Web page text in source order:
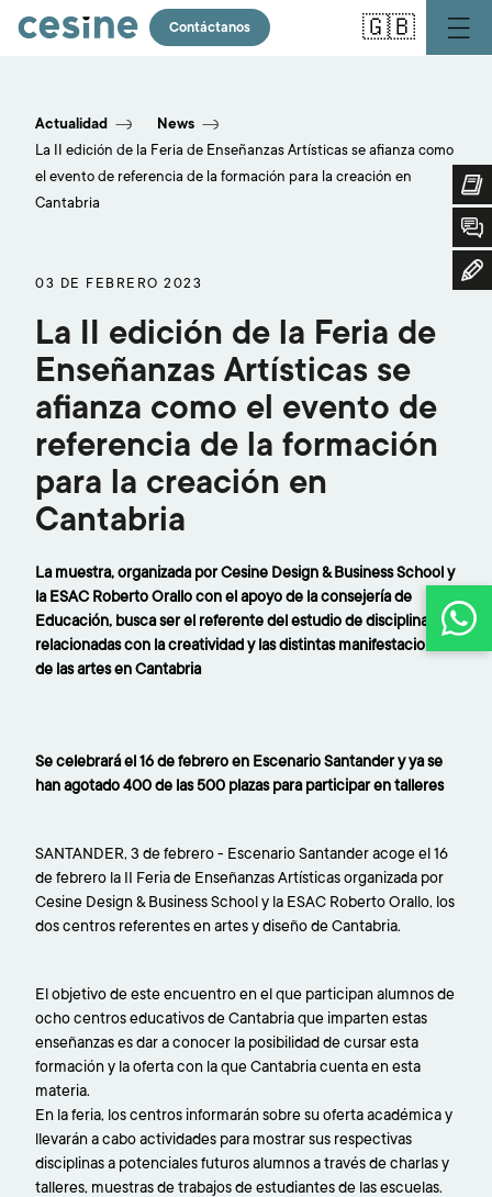
contenido
Contáctanos 🇬🇧
edición
de
Feria
de
Enseñanzas
Artísticas
se
afianza
como
evento
de
formación
para
creación
en
Cantabria
Actualidad
News
La II edición de la Feria de Enseñanzas Artísticas se afianza como
el evento de referencia de la formación para la creación en
Cantabria
03 DE FEBRERO 2023
La II edición de la Feria de
Enseñanzas Artísticas se
afianza como el evento de
referencia de la formación
para la creación en
Cantabria
La muestra, organizada por Cesine Design & Business School y
la ESAC Roberto Orallo con el apoyo de la consejería de
Educación, busca ser el referente del estudio de disciplinas
relacionadas con la creatividad y las distintas manifestaciones
de las artes en Cantabria
Se celebrará el 16 de febrero en Escenario Santander y ya se
han agotado 400 de las 500 plazas para participar en talleres
SANTANDER, 3 de febrero - Escenario Santander acoge el 16
de febrero la II Feria de Enseñanzas Artísticas organizada por
Cesine Design & Business School y la ESAC Roberto Orallo, los
dos centros referentes en artes y diseño de Cantabria.
El objetivo de este encuentro en el que participan alumnos de
ocho centros educativos de Cantabria que imparten estas
enseñanzas es dar a conocer la posibilidad de cursar esta
formación y la oferta con la que Cantabria cuenta en esta
materia.
En la feria, los centros informarán sobre su oferta académica y
llevarán a cabo actividades para mostrar sus respectivas
disciplinas a potenciales futuros alumnos a través de charlas y
talleres, muestras de trabajos de estudiantes de las escuelas.